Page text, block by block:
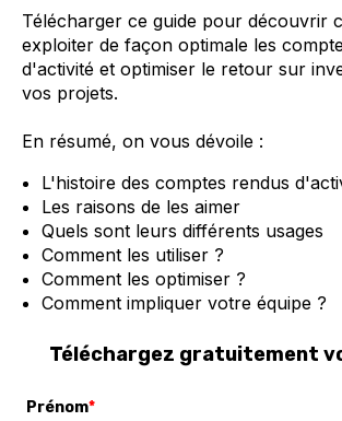
Télécharger ce guide pour découvrir
exploiter de façon optimale les
d'activité et optimiser le retour sur
vos projets.
En résumé, on vous dévoile :
L'histoire des comptes rendus
Les raisons de les aimer
Quels sont leurs différents usages
Comment les utiliser ?
Comment les optimiser ?
Comment impliquer votre équipe ?
Téléchargez gratuitement
Prénom*